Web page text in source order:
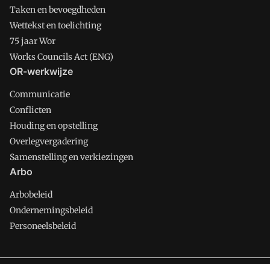
Taken en bevoegdheden
Wettekst en toelichting
75 jaar Wor
Works Councils Act (ENG)
OR-werkwijze
Communicatie
Conflicten
Houding en opstelling
Overlegvergadering
Samenstelling en verkiezingen
Arbo
Arbobeleid
Ondernemingsbeleid
Personeelsbeleid